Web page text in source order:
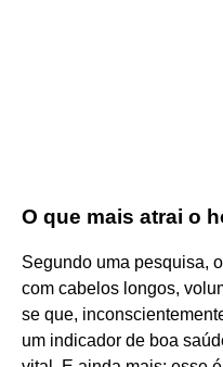
O que mais atrai o
Segundo uma pesquisa,
com cabelos longos,
se que,
um indicador de boa